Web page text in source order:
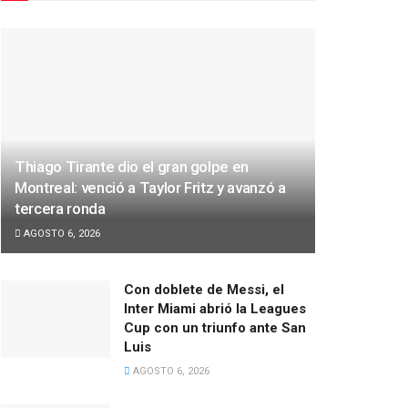
Thiago Tirante dio el gran golpe en
Montreal: venció a Taylor Fritz y avanzó a
tercera ronda
AGOSTO 6, 2026
Con doblete de Messi, el
Inter Miami abrió la Leagues
Cup con un triunfo ante San
Luis
AGOSTO 6, 2026